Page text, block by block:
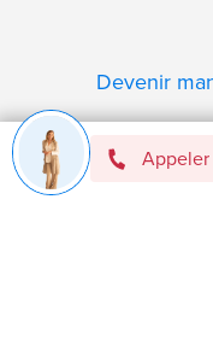
Appeler
Devenir